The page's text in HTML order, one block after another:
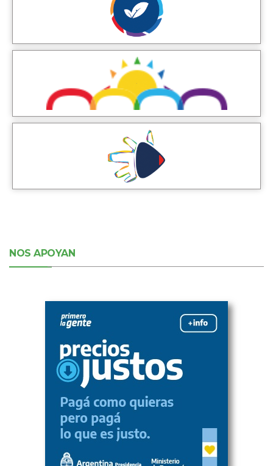
NOS APOYAN